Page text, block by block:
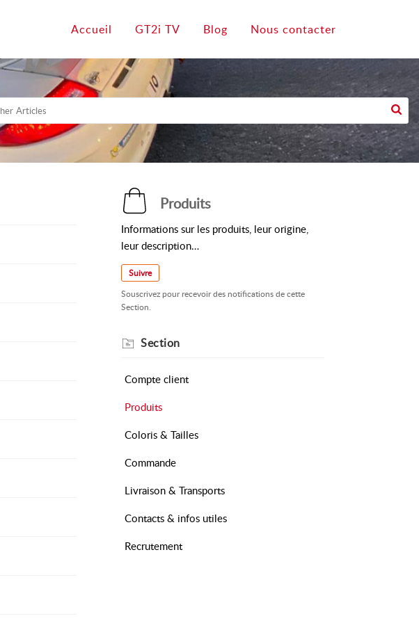
Accueil GT2i TV Blog Nous contacter
Produits
Informations sur les produits, leur origine,
leur description…
Suivre
Souscrivez pour recevoir des notifications de cette
Section.
Section
Compte client
Produits
Coloris & Tailles
Commande
Livraison & Transports
Contacts & infos utiles
Recrutement